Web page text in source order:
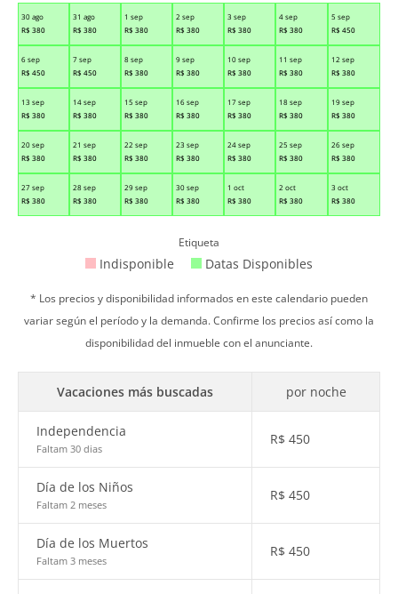
30 ago
R$ 380
31 ago
R$ 380
1 sep
R$ 380
2 sep
R$ 380
3 sep
R$ 380
4 sep
R$ 380
5 sep
R$ 450
6 sep
R$ 450
7 sep
R$ 450
8 sep
R$ 380
9 sep
R$ 380
10 sep
R$ 380
11 sep
R$ 380
12 sep
R$ 380
13 sep
R$ 380
14 sep
R$ 380
15 sep
R$ 380
16 sep
R$ 380
17 sep
R$ 380
18 sep
R$ 380
19 sep
R$ 380
20 sep
R$ 380
21 sep
R$ 380
22 sep
R$ 380
23 sep
R$ 380
24 sep
R$ 380
25 sep
R$ 380
26 sep
R$ 380
27 sep
R$ 380
28 sep
R$ 380
29 sep
R$ 380
30 sep
R$ 380
1 oct
R$ 380
2 oct
R$ 380
3 oct
R$ 380
Etiqueta
Indisponible Datas Disponibles
* Los precios y disponibilidad informados en este calendario pueden
variar según el período y la demanda. Confirme los precios así como la
disponibilidad del inmueble con el anunciante.
Vacaciones más buscadas por noche
Independencia
Faltam 30 dias
R$ 450
Día de los Niños
Faltam 2 meses
R$ 450
Día de los Muertos
Faltam 3 meses
R$ 450